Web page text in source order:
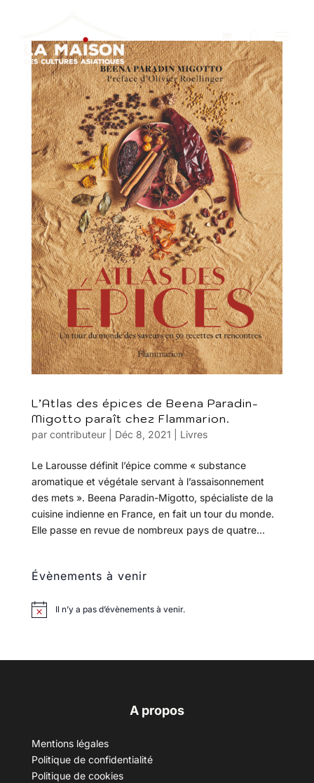
L’Atlas des épices de Beena Paradin-
Migotto paraît chez Flammarion.
par contributeur| Déc 8, 2021 Livres
Le Larousse définit l’épice comme « substance
aromatique et végétale servant à l’assaisonnement
des mets ». Beena Paradin-Migotto, spécialiste de la
cuisine indienne en France, en fait un tour du monde.
Elle passe en revue de nombreux pays de quatre...
Évènements à venir
Il n’y a pas d’évènements à venir.
A propos
Mentions légales
Politique de confidentialité
Politique de cookies